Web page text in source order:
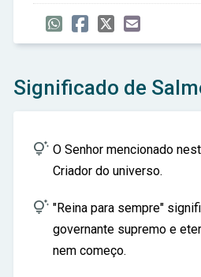
Significado de
 O Senhor mencionado
Criador do universo.
 "Reina para sempre"
governante supremo e
nem começo.